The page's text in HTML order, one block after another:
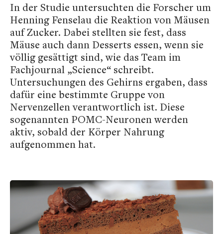
In der Studie untersuchten die Forscher um
Henning Fenselau die Reaktion von Mäusen
auf Zucker. Dabei stellten sie fest, dass
Mäuse auch dann Desserts essen, wenn sie
völlig gesättigt sind, wie das Team im
Fachjournal „Science“ schreibt.
Untersuchungen des Gehirns ergaben, dass
dafür eine bestimmte Gruppe von
Nervenzellen verantwortlich ist. Diese
sogenannten POMC-Neuronen werden
aktiv, sobald der Körper Nahrung
aufgenommen hat.